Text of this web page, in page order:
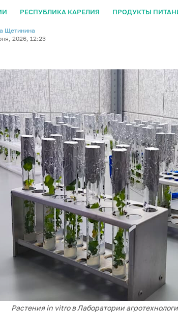
РЕСПУБЛИКА КАРЕЛИЯ ПРОДУКТЫ
Щетинина
2026, 12:23
Растения in vitro в Лаборатории